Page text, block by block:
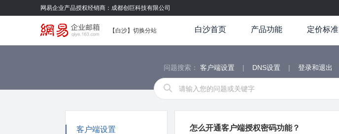
网易企业产品授权经销商：成都创巨科技有限公司
【白沙】 切换分站 白沙首页 产品功能 定价标准
问题搜索： 客户端设置 | DNS设置 | 登录和退出
客户端设置 怎么开通客户端授权密码功能？